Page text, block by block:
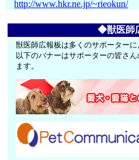
http://www.hkr.ne.jp/~rieokun/
◆獣医師
獣医師広報板は多くのサポーターに
以下のバナーはサポーターの皆さ
ます。